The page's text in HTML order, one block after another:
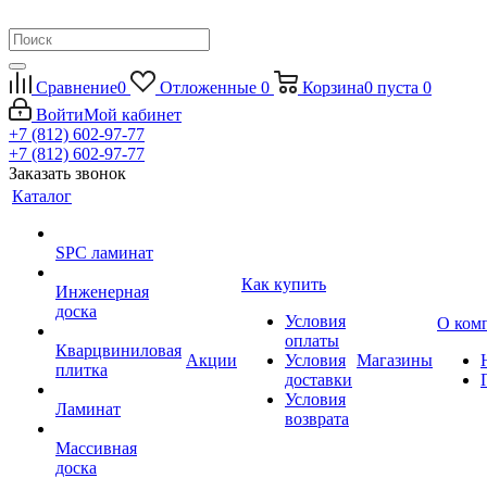
Сравнение0 Отложенные 0 Корзина0 пуста 0
ВойтиМой кабинет
+7 (812) 602-97-77
+7 (812) 602-97-77
Заказать звонок
Каталог
SPC ламинат
Инженерная
доска
Кварцвиниловая
плитка
Ламинат
Массивная
доска
Акции
Как купить
Условия
оплаты
Условия
доставки
Условия
возврата
Магазины
О